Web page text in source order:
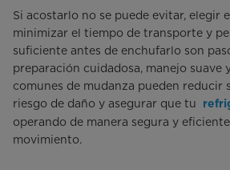
Si acostarlo no se puede evitar, elegir
minimizar el tiempo de transporte y
suficiente antes de enchufarlo son
preparación cuidadosa, manejo suave
comunes de mudanza pueden reducir
riesgo de daño y asegurar que tu
operando de manera segura y
movimiento.